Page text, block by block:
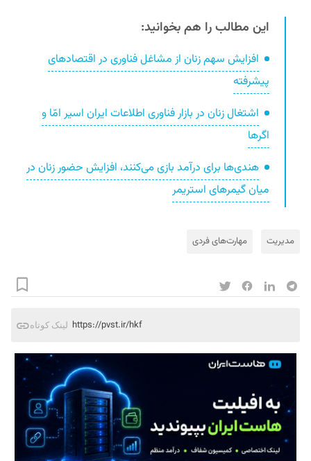
این مطالب را هم بخوانید:
افزایش سهم زنان از مشاغل فناوری در اقتصادهای
پیشرفته
اشتغال زنان در بازار فناوری اطلاعات ایران اسیر امّا و
اگرها
هندی‌ها برای درآمد بازی می‌کنند، افزایش حضور زنان در
میان گیمرهای استریمر
مدیریت مهارت‌های فردی
لینک کوتاه https://pvst.ir/hkf